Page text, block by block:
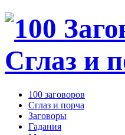
100 заговоров
Сглаз и порча
Заговоры
Гадания